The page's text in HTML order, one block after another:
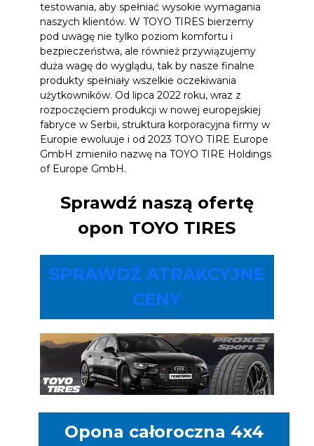
testowania, aby spełniać wysokie wymagania
naszych klientów. W TOYO TIRES bierzemy
pod uwagę nie tylko poziom komfortu i
bezpieczeństwa, ale również przywiązujemy
duża wagę do wyglądu, tak by nasze finalne
produkty spełniały wszelkie oczekiwania
użytkowników. Od lipca 2022 roku, wraz z
rozpoczęciem produkcji w nowej europejskiej
fabryce w Serbii, struktura korporacyjna firmy w
Europie ewoluuje i od 2023 TOYO TIRE Europe
GmbH zmieniło nazwę na TOYO TIRE Holdings
of Europe GmbH.
Sprawdź naszą ofertę
opon TOYO TIRES
SPRAWDŹ ATRAKCYJNE
CENY
Opona całoroczna 4x4